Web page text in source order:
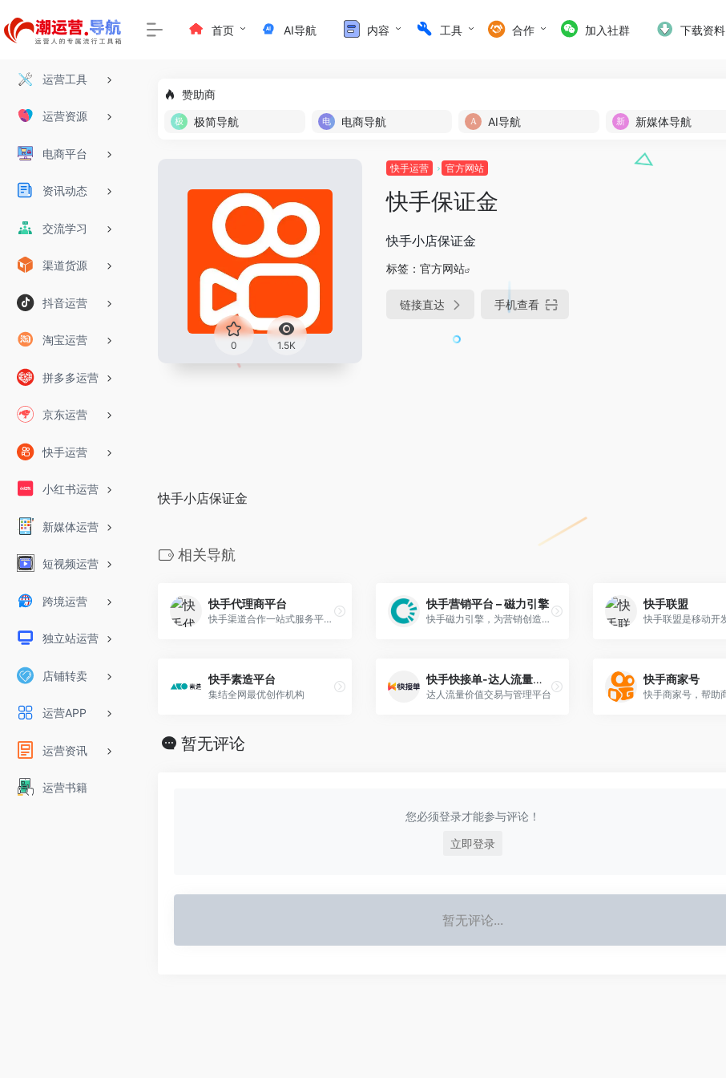
运营工具
运营资源
电商平台
资讯动态
交流学习
渠道货源
抖音运营
淘宝运营
拼多多运营
京东运营
快手运营
小红书运营
新媒体运营
短视频运营
跨境运营
独立站运营
店铺转卖
运营APP
运营资讯
运营书籍
首页 AI导航 内容 工具 合作 加入社群 下载资料
赞助商
极简导航
电商导航 AI导航 新媒体导航
0 1.5K
快手运营 官方网站
快手保证金
快手小店保证金
标签： 官方网站
链接直达 手机查看
快手小店保证金
相关导航
快手代理商平台
快手渠道合作一站式服务平台。提供商务管理、高效协作、代理成长等全面服务。赋能快手合作伙伴效率提升,创建渠道共赢生态。
快手营销平台 – 磁力引擎
快手磁力引擎，为营销创造双LIU价值。
快手联盟
快手素造平台
集结全网最优创作机构
快手快接单-达人流量价值交易与管理平台
达人流量价值交易与管理平台
快手商家号
暂无评论
您必须登录才能参与评论！
立即登录
暂无评论...